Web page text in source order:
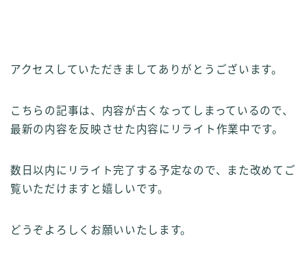
アクセスしていただきましてありがとうございます。
こちらの記事は、内容が古くなってしまっているので、
最新の内容を反映させた内容にリライト作業中です。
数日以内にリライト完了する予定なので、また改めてご
覧いただけますと嬉しいです。
どうぞよろしくお願いいたします。